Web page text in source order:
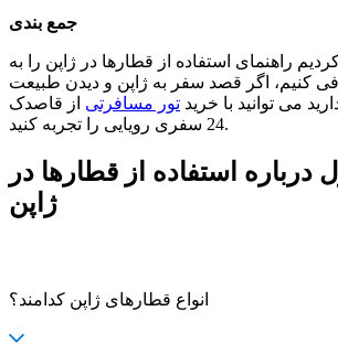
جمع بندی
راهنمای استفاده از قطارها در ژاپن را به
کنیم، اگر قصد سفر به ژاپن و دیدن طبیعت
می توانید با خرید تور مسافرتی از قاصدک
24 سفری رویایی را تجربه کنید.
درباره استفاده از قطارها در
ژاپن
انواع قطارهای ژاپن کدامند؟